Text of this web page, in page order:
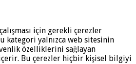
için gerekli çerezler
kategori yalnızca web sitesinin
özelliklerini sağlayan
Bu çerezler hiçbir kişisel bilgiyi